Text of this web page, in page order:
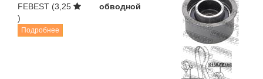
FEBEST (3,25
)
Подробнее
обводной